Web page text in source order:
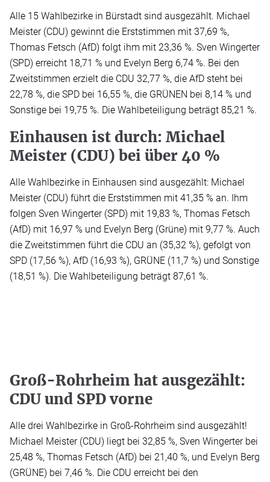
Alle 15 Wahlbezirke in Bürstadt sind ausgezählt. Michael
Meister (CDU) gewinnt die Erststimmen mit 37,69 %,
Thomas Fetsch (AfD) folgt ihm mit 23,36 %. Sven Wingerter
(SPD) erreicht 18,71 % und Evelyn Berg 6,74 %. Bei den
Zweitstimmen erzielt die CDU 32,77 %, die AfD steht bei
22,78 %, die SPD bei 16,55 %, die GRÜNEN bei 8,14 % und
Sonstige bei 19,75 %. Die Wahlbeteiligung beträgt 85,21 %.
Einhausen ist durch: Michael
Meister (CDU) bei über 40 %
Alle Wahlbezirke in Einhausen sind ausgezählt: Michael
Meister (CDU) führt die Erststimmen mit 41,35 % an. Ihm
folgen Sven Wingerter (SPD) mit 19,83 %, Thomas Fetsch
(AfD) mit 16,97 % und Evelyn Berg (Grüne) mit 9,77 %. Auch
die Zweitstimmen führt die CDU an (35,32 %), gefolgt von
SPD (17,56 %), AfD (16,93 %), GRÜNE (11,7 %) und Sonstige
(18,51 %). Die Wahlbeteiligung beträgt 87,61 %.
Groß-Rohrheim hat ausgezählt:
CDU und SPD vorne
Alle drei Wahlbezirke in Groß-Rohrheim sind ausgezählt!
Michael Meister (CDU) liegt bei 32,85 %, Sven Wingerter bei
25,48 %, Thomas Fetsch (AfD) bei 21,40 %, und Evelyn Berg
(GRÜNE) bei 7,46 %. Die CDU erreicht bei den